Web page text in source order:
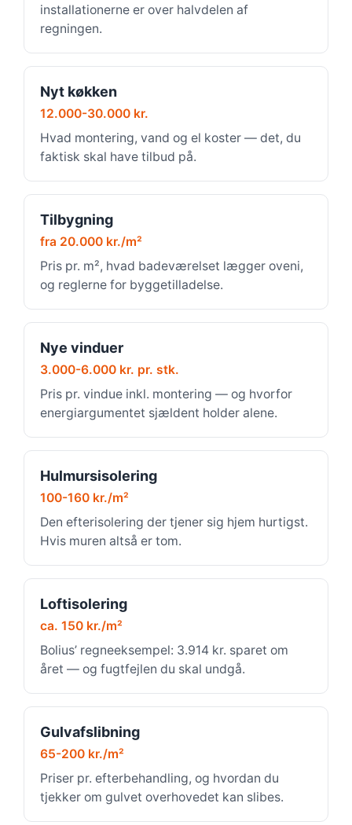
installationerne er over halvdelen af
regningen.
Nyt køkken
12.000-30.000 kr.
Hvad montering, vand og el koster — det, du
faktisk skal have tilbud på.
Tilbygning
fra 20.000 kr./m²
Pris pr. m², hvad badeværelset lægger oveni,
og reglerne for byggetilladelse.
Nye vinduer
3.000-6.000 kr. pr. stk.
Pris pr. vindue inkl. montering — og hvorfor
energiargumentet sjældent holder alene.
Hulmursisolering
100-160 kr./m²
Den efterisolering der tjener sig hjem hurtigst.
Hvis muren altså er tom.
Loftisolering
ca. 150 kr./m²
Bolius’ regneeksempel: 3.914 kr. sparet om
året — og fugtfejlen du skal undgå.
Gulvafslibning
65-200 kr./m²
Priser pr. efterbehandling, og hvordan du
tjekker om gulvet overhovedet kan slibes.